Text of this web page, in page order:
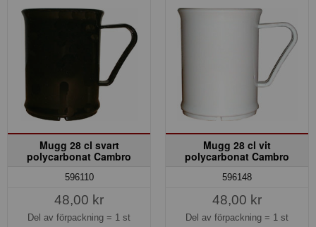
Mugg 28 cl svart
polycarbonat Cambro
596110
48,00 kr
Del av förpackning = 1 st
Mugg 28 cl vit
polycarbonat Cambro
596148
48,00 kr
Del av förpackning = 1 st